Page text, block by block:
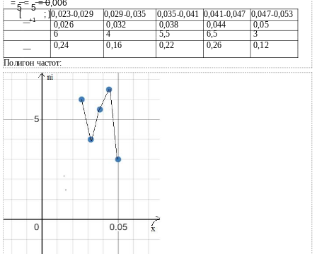
=
5
=
5
= 0,006
[
; ]0,023-0,029 0,029-0,035 0,035-0,041 0,041-0,047 0,047-0,053
+1
0,026 0,032 0,038 0,044
0,05
6
4 5,5 6,5
3
0,24
0,16 0,22 0,26
0,12
Полигон частот: